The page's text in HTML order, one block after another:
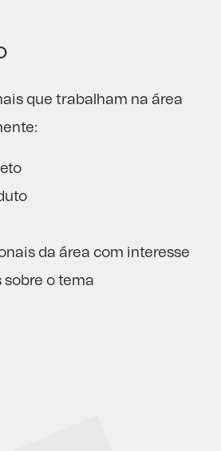
que trabalham na área
da área com interesse
sobre o tema